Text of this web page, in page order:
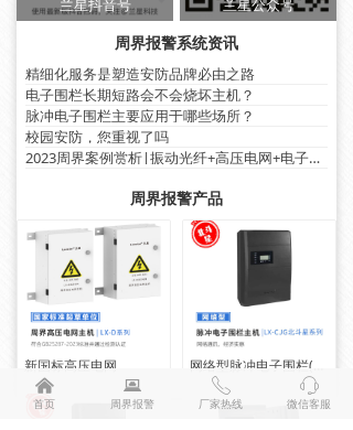
新国标高压电网
周界报警产品
周界报警系统资讯
精细化服务是塑造安防品牌必由之路
电子围栏长期短路会不会烧坏主机？
脉冲电子围栏主要应用于哪些场所？
校园安防，您重视了吗
2023周界案例赏析|振动光纤+高压电网+电子围栏篇
兰星抖音号 兰星公众号
낀
首页
뀵
周界报警
ꂅ
厂家热线
ꁱ
微信客服